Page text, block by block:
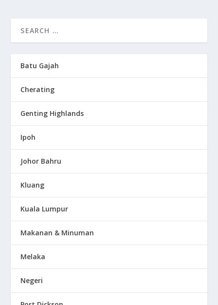
Batu Gajah
Cherating
Genting Highlands
Ipoh
Johor Bahru
Kluang
Kuala Lumpur
Makanan & Minuman
Melaka
Negeri